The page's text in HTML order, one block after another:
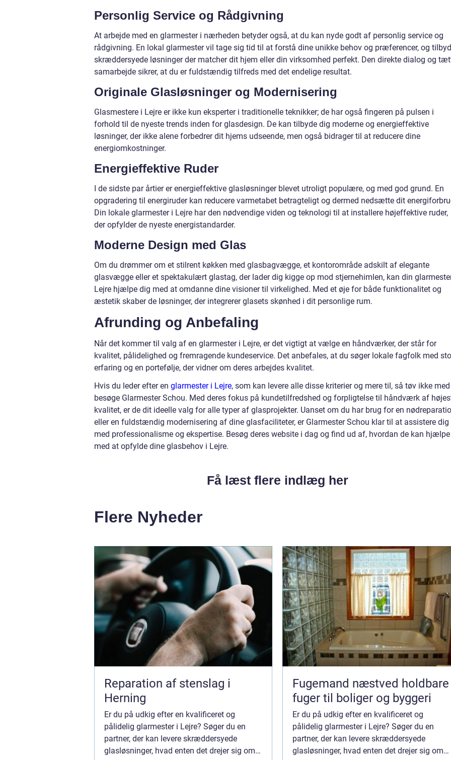
Personlig Service og Rådgivning
At arbejde med en glarmester i nærheden betyder også, at du kan nyde godt af personlig service og
rådgivning. En lokal glarmester vil tage sig tid til at forstå dine unikke behov og præferencer, og
skræddersyede løsninger der matcher dit hjem eller din virksomhed perfekt. Den direkte dialog og
samarbejde sikrer, at du er fuldstændig tilfreds med det endelige resultat.
Originale Glasløsninger og Modernisering
Glasmestere i Lejre er ikke kun eksperter i traditionelle teknikker; de har også fingeren på pulsen i
forhold til de nyeste trends inden for glasdesign. De kan tilbyde dig moderne og energieffektive
løsninger, der ikke alene forbedrer dit hjems udseende, men også bidrager til at reducere dine
energiomkostninger.
Energieffektive Ruder
I de sidste par årtier er energieffektive glasløsninger blevet utroligt populære, og med god grund. En
opgradering til energiruder kan reducere varmetabet betragteligt og dermed nedsætte dit
Din lokale glarmester i Lejre har den nødvendige viden og teknologi til at installere højeffektive ruder,
der opfylder de nyeste energistandarder.
Moderne Design med Glas
Om du drømmer om et stilrent køkken med glasbagvægge, et kontorområde adskilt af elegante
glasvægge eller et spektakulært glastag, der lader dig kigge op mod stjernehimlen, kan din
Lejre hjælpe dig med at omdanne dine visioner til virkelighed. Med et øje for både funktionalitet og
æstetik skaber de løsninger, der integrerer glasets skønhed i dit personlige rum.
Afrunding og Anbefaling
Når det kommer til valg af en glarmester i Lejre, er det vigtigt at vælge en håndværker, der står for
kvalitet, pålidelighed og fremragende kundeservice. Det anbefales, at du søger lokale fagfolk med
erfaring og en portefølje, der vidner om deres arbejdes kvalitet.
Hvis du leder efter en glarmester i Lejre, som kan levere alle disse kriterier og mere til, så tøv ikke
besøge Glarmester Schou. Med deres fokus på kundetilfredshed og forpligtelse til håndværk af
kvalitet, er de dit ideelle valg for alle typer af glasprojekter. Uanset om du har brug for en
eller en fuldstændig modernisering af dine glasfaciliteter, er Glarmester Schou klar til at assistere dig
med professionalisme og ekspertise. Besøg deres website i dag og find ud af, hvordan de kan hjælpe
med at opfylde dine glasbehov i Lejre.
Få læst flere indlæg her
Flere Nyheder
Reparation af stenslag i
Herning
Er du på udkig efter en kvalificeret og
pålidelig glarmester i Lejre? Søger du en
partner, der kan levere skræddersyede
glasløsninger, hvad enten det drejer sig om
Fugemand næstved holdbare
fuger til boliger og byggeri
Er du på udkig efter en kvalificeret og
pålidelig glarmester i Lejre? Søger du en
partner, der kan levere skræddersyede
glasløsninger, hvad enten det drejer sig om